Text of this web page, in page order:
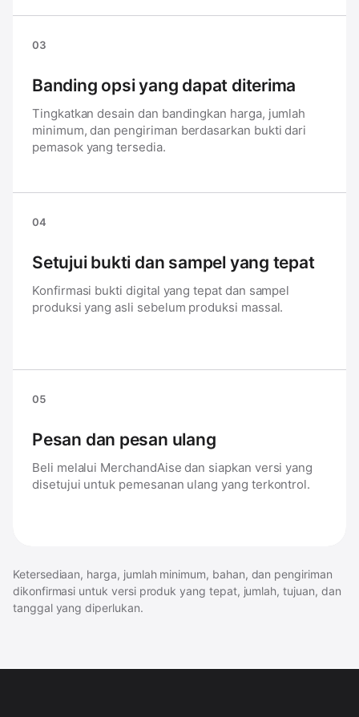
03
Banding opsi yang dapat diterima
Tingkatkan desain dan bandingkan harga, jumlah
minimum, dan pengiriman berdasarkan bukti dari
pemasok yang tersedia.
04
Setujui bukti dan sampel yang tepat
Konfirmasi bukti digital yang tepat dan sampel
produksi yang asli sebelum produksi massal.
05
Pesan dan pesan ulang
Beli melalui MerchandAise dan siapkan versi yang
disetujui untuk pemesanan ulang yang terkontrol.
Ketersediaan, harga, jumlah minimum, bahan, dan pengiriman
dikonfirmasi untuk versi produk yang tepat, jumlah, tujuan, dan
tanggal yang diperlukan.